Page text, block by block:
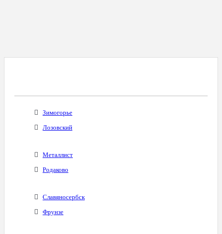
Зимогорье
Лозовский
Металлист
Родаково
Славяносербск
Фрунзе